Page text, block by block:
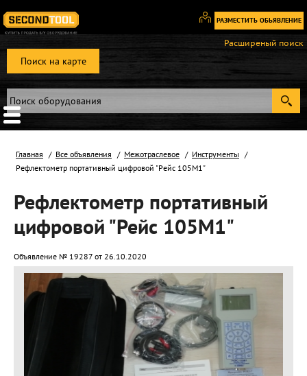
РАЗМЕСТИТЬ ОБЬЯВЛЕНИЕ
Вход
Регистрация
Поиск на карте
Расширеный поиск
Главная Все объявления Межотраслевое
Инструменты
Рефлектометр портативный цифровой "Рейс 105М1"
Рефлектометр портативный
цифровой "Рейс 105М1"
Объявление № 19287 от 26.10.2020